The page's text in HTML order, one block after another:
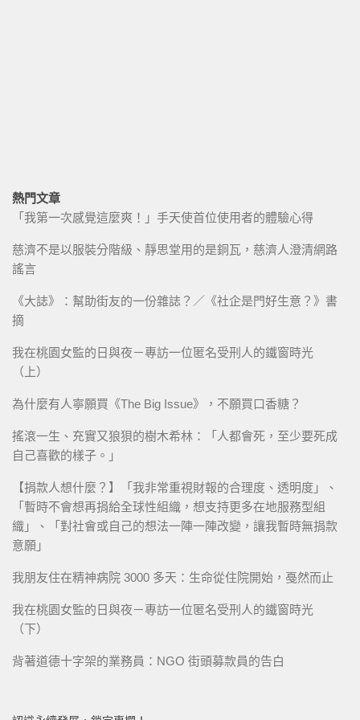
熱門文章
「我第一次感覺這麼爽！」手天使首位使用者的體驗心得
慈濟不是以服裝分階級、靜思堂用的是銅瓦，慈濟人澄清網路
謠言
《大誌》：幫助街友的一份雜誌？／《社企是門好生意？》書
摘
我在桃園女監的日與夜－專訪一位匿名受刑人的鐵窗時光
（上）
為什麼有人寧願買《The Big Issue》，不願買口香糖？
搖滾一生、充實又狼狽的樹木希林：「人都會死，至少要死成
自己喜歡的樣子。」
【捐款人想什麼？】「我非常重視財報的合理度、透明度」、
「暫時不會想再捐給全球性組織，想支持更多在地服務型組
織」、「對社會或自己的想法一陣一陣改變，讓我暫時無捐款
意願」
我朋友住在精神病院 3000 多天：生命從住院開始，戞然而止
我在桃園女監的日與夜－專訪一位匿名受刑人的鐵窗時光
（下）
背著道德十字架的業務員：NGO 街頭募款員的告白